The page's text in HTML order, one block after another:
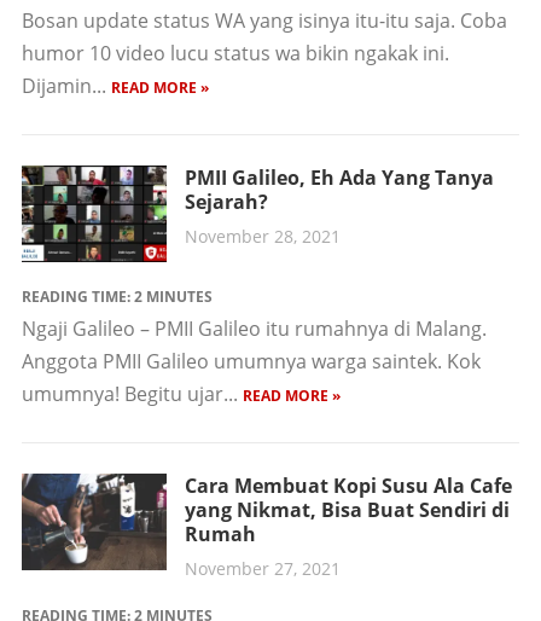
Bosan update status WA yang isinya itu-itu saja. Coba
humor 10 video lucu status wa bikin ngakak ini.
Dijamin... READ MORE »
PMII Galileo, Eh Ada Yang Tanya
Sejarah?
November 28, 2021
READING TIME:2 MINUTES
Ngaji Galileo – PMII Galileo itu rumahnya di Malang.
Anggota PMII Galileo umumnya warga saintek. Kok
umumnya! Begitu ujar... READ MORE »
Cara Membuat Kopi Susu Ala Cafe
yang Nikmat, Bisa Buat Sendiri di
Rumah
November 27, 2021
READING TIME:2 MINUTES